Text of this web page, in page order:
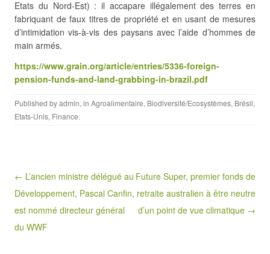
Etats du Nord-Est) : il accapare illégalement des terres en
fabriquant de faux titres de propriété et en usant de mesures
d’intimidation vis-à-vis des paysans avec l’aide d’hommes de
main armés.
https://www.grain.org/article/entries/5336-foreign-
pension-funds-and-land-grabbing-in-brazil.pdf
Published byadmin, in Agroalimentaire, Biodiversité/Ecosystèmes, Brésil,
Etats-Unis, Finance.
Post navigation
← L’ancien ministre délégué au
Développement, Pascal Canfin,
est nommé directeur général
du WWF
Future Super, premier fonds de
retraite australien à être neutre
d’un point de vue climatique →